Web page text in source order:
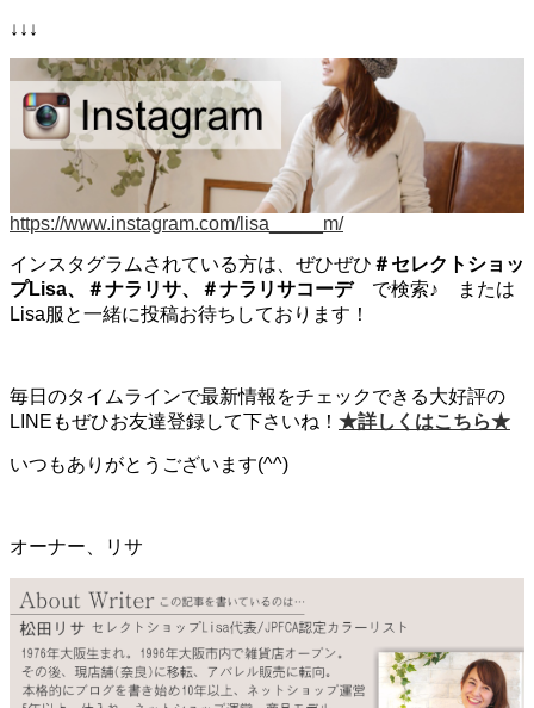
↓↓↓
https://www.instagram.com/lisa_____m/
インスタグラムされている方は、ぜひぜひ ＃セレクトショッ
プLisa、＃ナラリサ、＃ナラリサコーデで検索♪ または
Lisa服と一緒に投稿お待ちしております！
毎日のタイムラインで最新情報をチェックできる大好評の
LINEもぜひお友達登録して下さいね！ ★詳しくはこちら★
いつもありがとうございます(^^)
オーナー、リサ